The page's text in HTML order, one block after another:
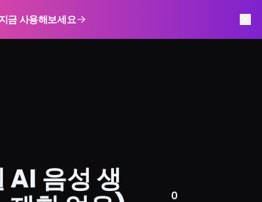
금 사용해보세요
AI 음성 생
0